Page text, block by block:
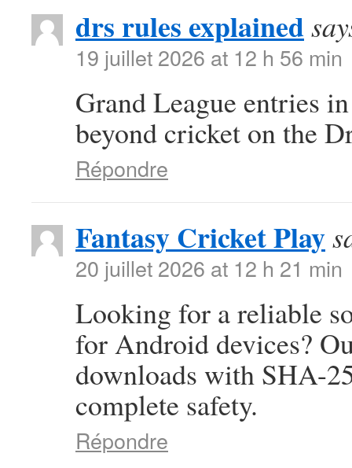
drs rules explained
19 juillet 2026 at 12 h 56 min
Grand League entries
beyond cricket on the
Répondre
Fantasy Cricket Play
20 juillet 2026 at 12 h 21 min
Looking for a reliable
for Android devices?
downloads with SHA-
complete safety.
Répondre